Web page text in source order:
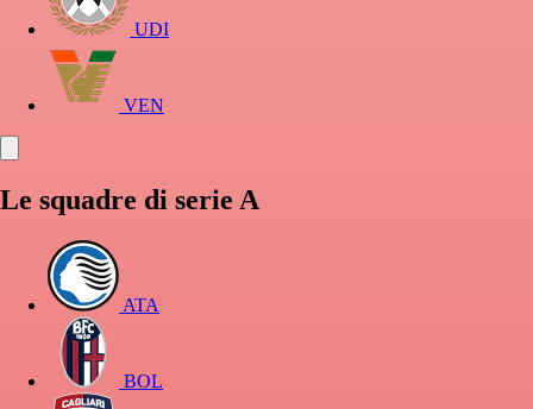
UDI
VEN
Le squadre di serie A
ATA
BOL